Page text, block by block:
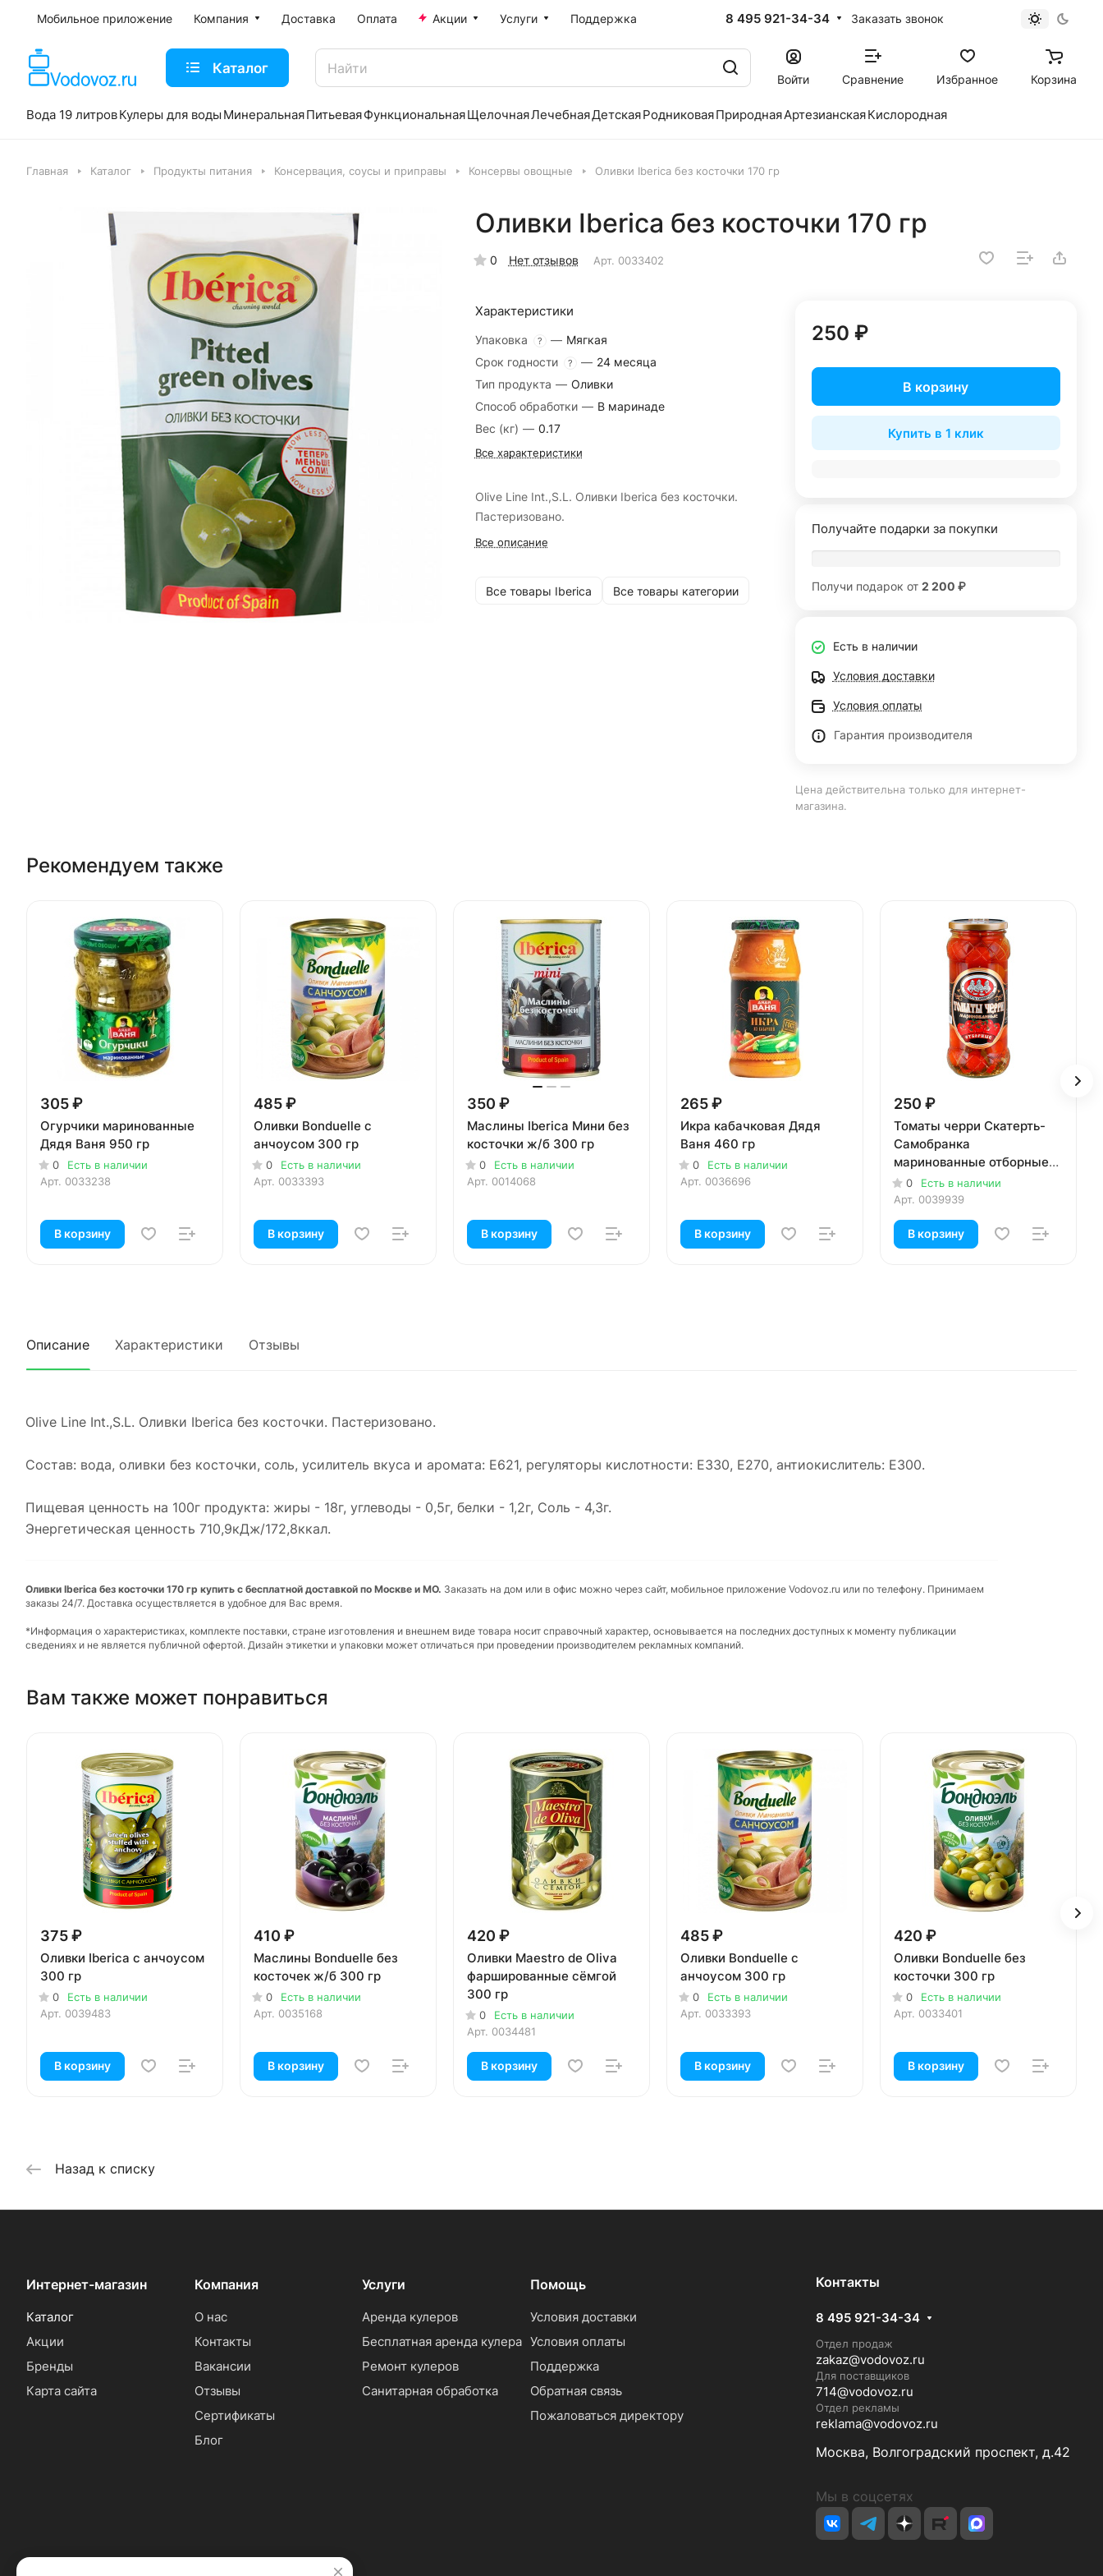
Мобильное приложение Компания Доставка Оплата Акции Услуги Поддержка 8 495 921-34-34 Заказать звонок
Каталог
Войти Сравнение Избранное Корзина
Вода 19 литровКулеры для воды МинеральнаяПитьеваяФункциональнаяЩелочнаяЛечебнаяДетскаяРодниковаяПрироднаяАртезианскаяКислородная
Главная Каталог Продукты питания Консервация, соусы и приправы Консервы овощные Оливки Iberica без косточки 170 гр
Оливки Iberica без косточки 170 гр
0 Нет отзывов Арт. 0033402
Характеристики
Упаковка ? — Мягкая
Срок годности
? — 24 месяца
Тип продукта — Оливки
Способ обработки — В маринаде
Вес (кг) — 0.17
Все характеристики
Olive Line Int.,S.L. Оливки Iberica без косточки.
Пастеризовано.
Все описание
Все товары Iberica Все товары категории
250 ₽
В корзину
Купить в 1 клик
Получайте подарки за покупки
Получи подарок от 2 200 ₽
Есть в наличии
Условия доставки
Условия оплаты
Гарантия производителя
Цена действительна только для интернет-
магазина.
Рекомендуем также
305 ₽
Огурчики маринованные
Дядя Ваня 950 гр
0
Есть в наличии
Арт. 0033238
В корзину
485 ₽
Оливки Bonduelle с
анчоусом 300 гр
0
Есть в наличии
Арт. 0033393
В корзину
350 ₽
Маслины Iberica Мини без
косточки ж/б 300 гр
0
Есть в наличии
Арт. 0014068
В корзину
265 ₽
Икра кабачковая Дядя
Ваня 460 гр
0
Есть в наличии
Арт. 0036696
В корзину
250 ₽
Томаты черри Скатерть-
Самобранка
маринованные отборные
580 мл
0
Есть в наличии
Арт. 0039939
В корзину
Описание Характеристики Отзывы
Olive Line Int.,S.L. Оливки Iberica без косточки. Пастеризовано.
Состав: вода, оливки без косточки, соль, усилитель вкуса и аромата: Е621, регуляторы кислотности: Е330, Е270, антиокислитель: Е300.
Пищевая ценность на 100г продукта: жиры - 18г, углеводы - 0,5г, белки - 1,2г, Соль - 4,3г.
Энергетическая ценность 710,9кДж/172,8ккал.
Оливки Iberica без косточки 170 гр купить с бесплатной доставкой по Москве и МО. Заказать на дом или в офис можно через сайт, мобильное приложение Vodovoz.ru или по телефону. Принимаем
заказы 24/7. Доставка осуществляется в удобное для Вас время.
*Информация о характеристиках, комплекте поставки, стране изготовления и внешнем виде товара носит справочный характер, основывается на последних доступных к моменту публикации
сведениях и не является публичной офертой. Дизайн этикетки и упаковки может отличаться при проведении производителем рекламных компаний.
Вам также может понравиться
375 ₽
Оливки Iberica с анчоусом
300 гр
0
Есть в наличии
Арт. 0039483
В корзину
410 ₽
Маслины Bonduelle без
косточек ж/б 300 гр
0
Есть в наличии
Арт. 0035168
В корзину
420 ₽
Оливки Maestro de Oliva
фаршированные сёмгой
300 гр
0
Есть в наличии
Арт. 0034481
В корзину
485 ₽
Оливки Bonduelle с
анчоусом 300 гр
0
Есть в наличии
Арт. 0033393
В корзину
420 ₽
Оливки Bonduelle без
косточки 300 гр
0
Есть в наличии
Арт. 0033401
В корзину
Назад к списку
Интернет-магазин
Каталог
Акции
Бренды
Карта сайта
Компания
О нас
Контакты
Вакансии
Отзывы
Сертификаты
Блог
Услуги
Аренда кулеров
Бесплатная аренда кулера
Ремонт кулеров
Санитарная обработка
Помощь
Условия доставки
Условия оплаты
Поддержка
Обратная связь
Пожаловаться директору
Контакты
8 495 921-34-34
Отдел продаж
zakaz@vodovoz.ru
Для поставщиков
714@vodovoz.ru
Отдел рекламы
reklama@vodovoz.ru
Москва, Волгоградский проспект, д.42
Мы в соцсетях